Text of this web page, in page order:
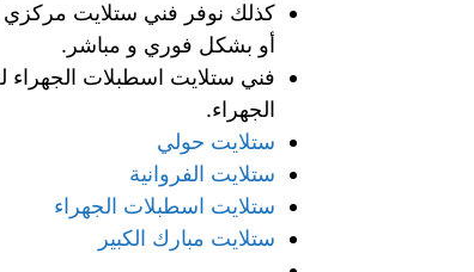
كذلك نوفر فني ستلايت مركزي
أو بشكل فوري و مباشر.
الجهراء.
ستلايت حولي
ستلايت الفروانية
ستلايت اسطبلات الجهراء
ستلايت مبارك الكبير